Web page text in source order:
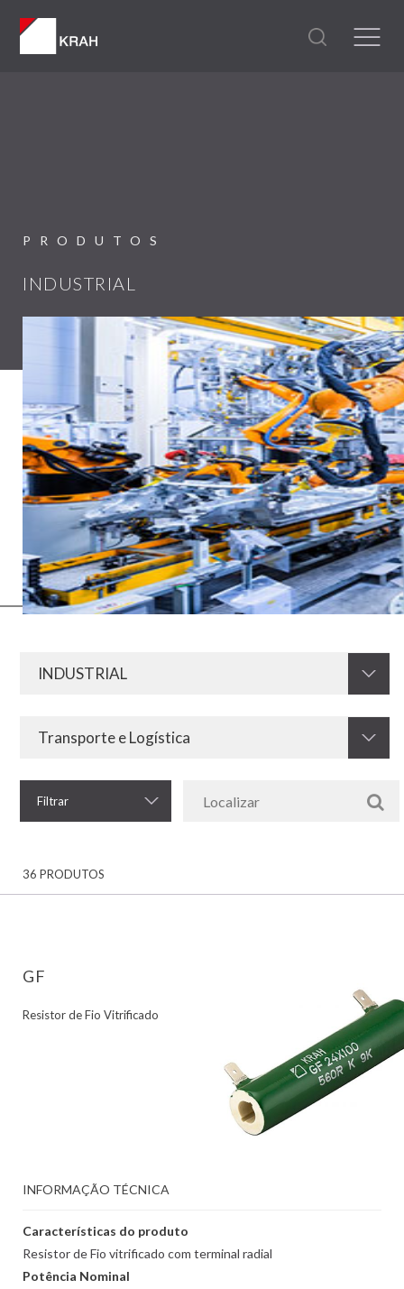
PRODUTOS
INDUSTRIAL
Os meios elétricos e eletrônicos sempre foram de fundamental
importância para o desenvolvimento da indústria em todos os seus
segmentos. Agora, com o advento da Indústria 4.0, essa
necessidade aumenta ainda mais. Por isso, a KRAH esta preparada
para desenvolver e fornecer resistores, componentes
eletromagnéticos e outros componentes eletroeletrônicos para o
setor industrial.
Filtrar
36 PRODUTOS
GF
Resistor de Fio Vitrificado
INFORMAÇÃO TÉCNICA
Características do produto
Resistor de Fio vitrificado com terminal radial
Potência Nominal